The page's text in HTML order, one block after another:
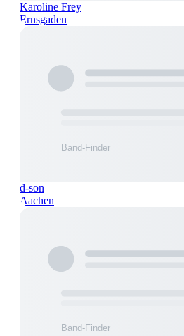
Karoline Frey
Ernsgaden
d-son
Aachen